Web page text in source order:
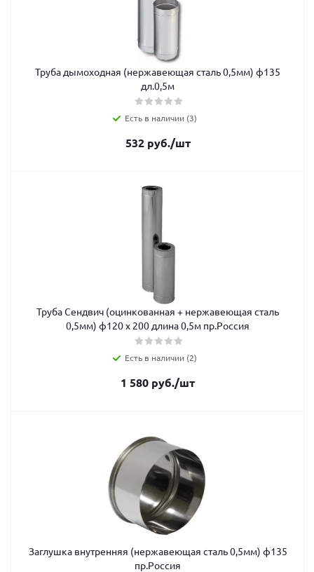
Труба дымоходная (нержавеющая сталь 0,5мм) ф135
дл.0,5м
Есть в наличии (3)
532руб./шт
Труба Сендвич (оцинкованная + нержавеющая сталь
0,5мм) ф120 х 200 длина 0,5м пр.Россия
Есть в наличии (2)
1 580 руб./шт
Заглушка внутренняя (нержавеющая сталь 0,5мм) ф135
пр.Россия